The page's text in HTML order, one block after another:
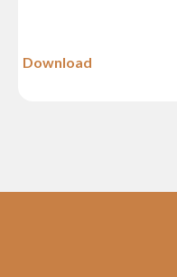
Download